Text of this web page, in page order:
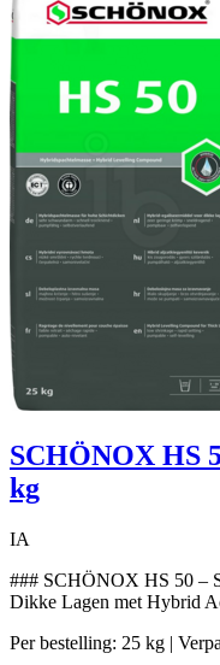
SCHÖNOX HS
kg
IA
### SCHÖNOX HS 50 –
Dikke Lagen met Hybrid
Per bestelling: 25 kg |